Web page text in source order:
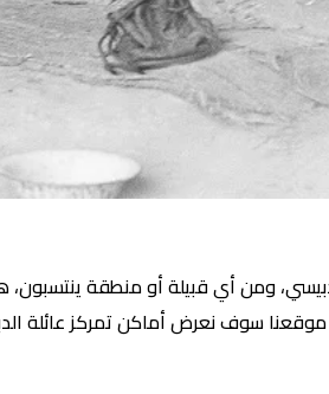
ومن أي قبيلة أو منطقة
سوف نعرض أماكن تمركز عائلة